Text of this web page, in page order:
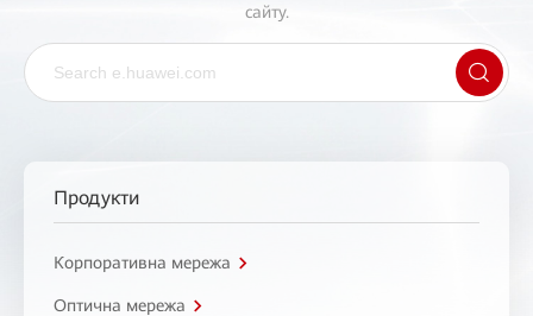
сайту.
Продукти
Корпоративна мережа
Оптична мережа